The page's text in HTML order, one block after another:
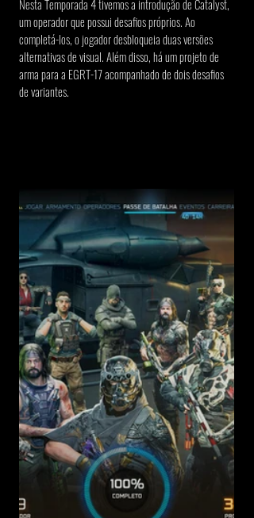
Nesta Temporada 4 tivemos a introdução de Catalyst,
um operador que possui desafios próprios. Ao
completá-los, o jogador desbloqueia duas versões
alternativas de visual. Além disso, há um projeto de
arma para a EGRT-17 acompanhado de dois desafios
de variantes.